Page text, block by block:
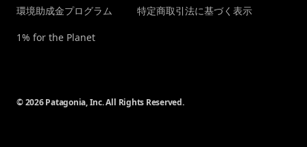
環境助成金プログラム
1% for the Planet
特定商取引法に基づく表示
© 2026 Patagonia, Inc. All Rights Reserved.